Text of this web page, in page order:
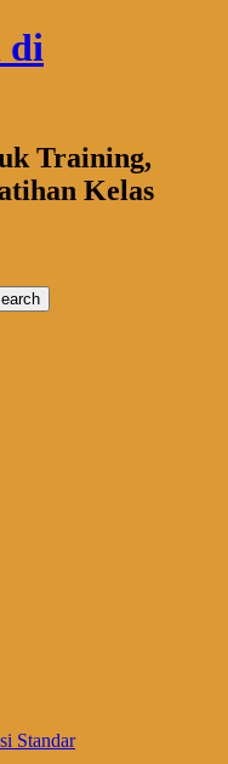
di
Training,
Kelas
Standar